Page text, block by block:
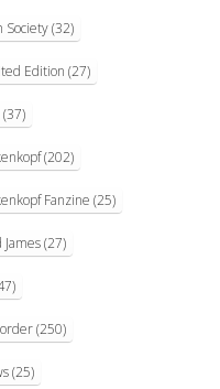
Society(32)
Edition (27)
(37)
(202)
Fanzine (25)
James(27)
(250)
(25)